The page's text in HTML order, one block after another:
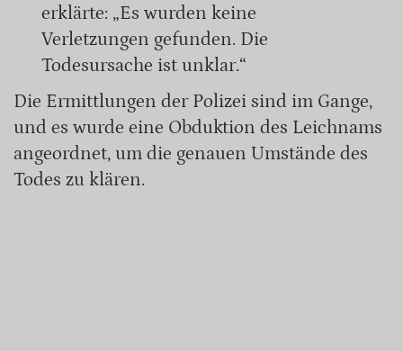
erklärte: „Es wurden keine
Verletzungen gefunden. Die
Todesursache ist unklar.“
Die Ermittlungen der Polizei sind im Gange,
und es wurde eine Obduktion des Leichnams
angeordnet, um die genauen Umstände des
Todes zu klären.